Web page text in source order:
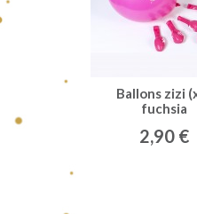
Ballons zizi
fuchsia
2,90 €